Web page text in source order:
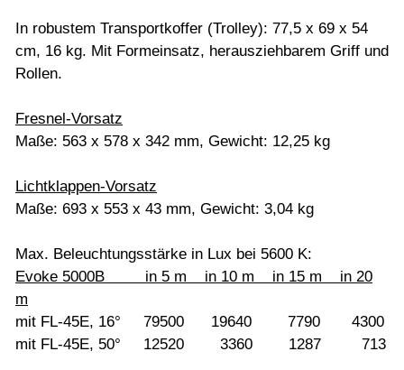
In robustem Transportkoffer (Trolley): 77,5 x 69 x 54
cm, 16 kg. Mit Formeinsatz, herausziehbarem Griff und
Rollen.
Fresnel-Vorsatz
Maße: 563 x 578 x 342 mm, Gewicht: 12,25 kg
Lichtklappen-Vorsatz
Maße: 693 x 553 x 43 mm, Gewicht: 3,04 kg
Max. Beleuchtungsstärke in Lux bei 5600 K:
Evoke 5000B in 5 m in 10 m in 15 m in 20
m
mit FL-45E, 16° 79500 19640 7790 4300
mit FL-45E, 50° 12520 3360 1287 713